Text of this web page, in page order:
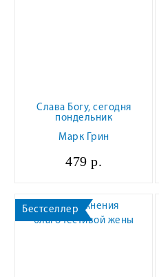
Слава Богу, сегодня
пондельник
Марк Грин
479 р.
Бестселлер